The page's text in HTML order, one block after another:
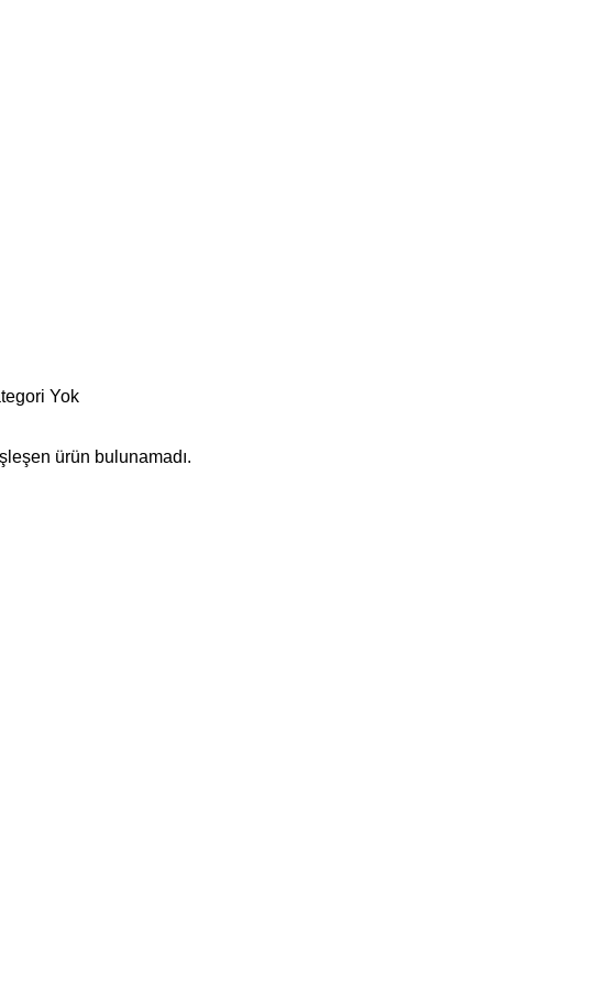
Yok
ürün bulunamadı.